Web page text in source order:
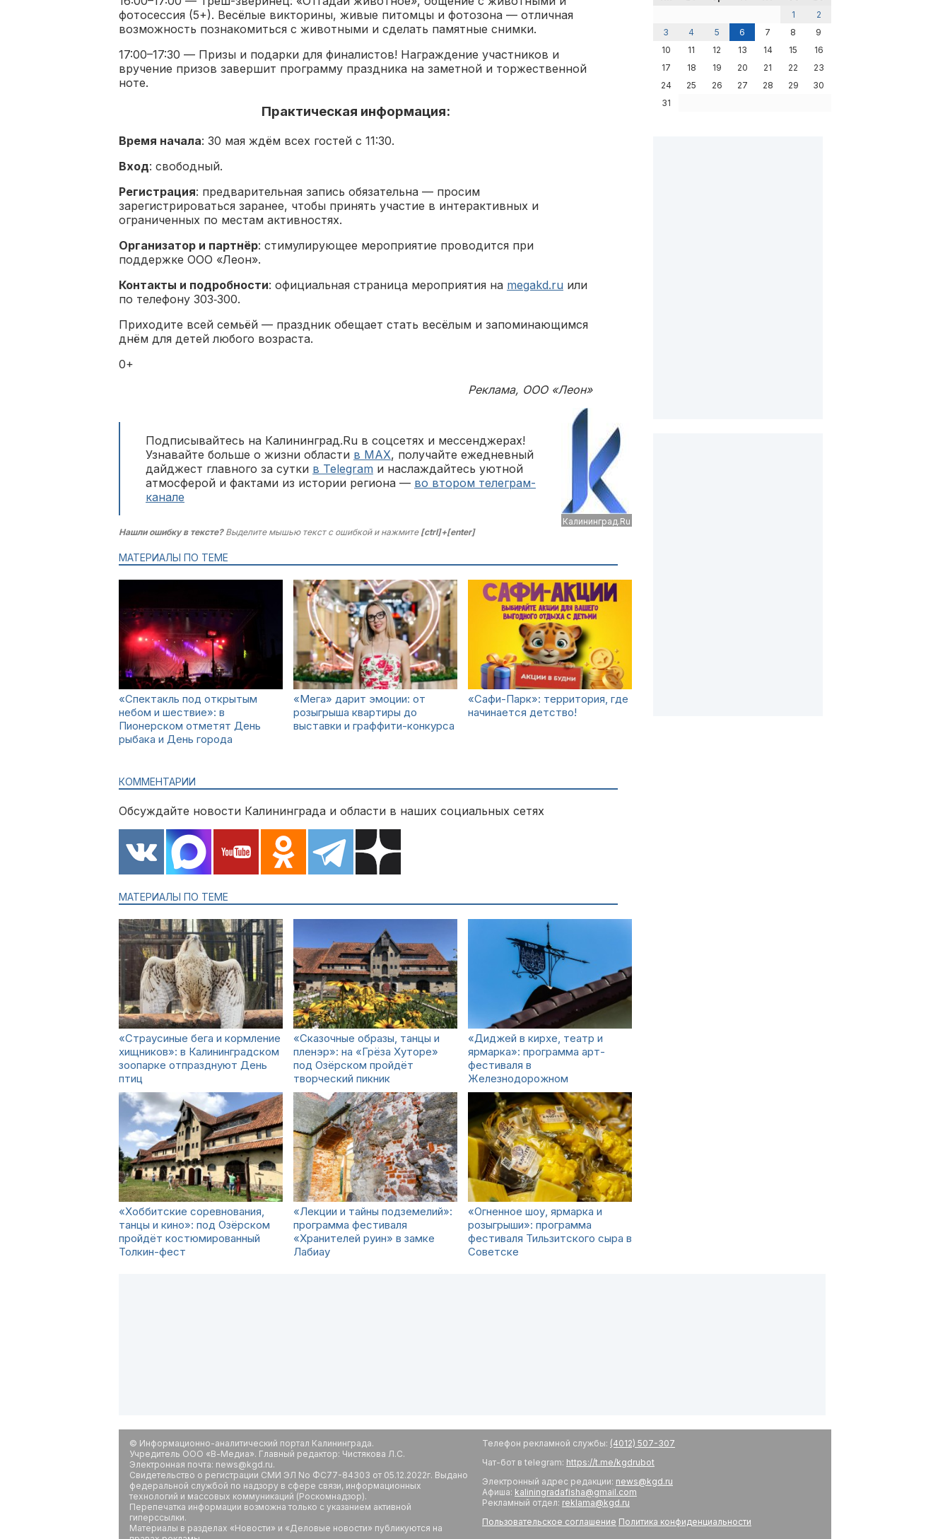
фотосессия (5+). Весёлые викторины, живые питомцы и фотозона — отличная
возможность познакомиться с животными и сделать памятные снимки.
17:00–17:30 — Призы и подарки для финалистов! Награждение участников и
вручение призов завершит программу праздника на заметной и торжественной
ноте.
Практическая информация:
Время начала: 30 мая ждём всех гостей с 11:30.
Вход: свободный.
Регистрация: предварительная запись обязательна — просим
зарегистрироваться заранее, чтобы принять участие в интерактивных и
ограниченных по местам активностях.
Организатор и партнёр: стимулирующее мероприятие проводится при
поддержке ООО «Леон».
Контакты и подробности: официальная страница мероприятия на megakd.ru или
по телефону 303‑300.
Приходите всей семьёй — праздник обещает стать весёлым и запоминающимся
днём для детей любого возраста.
0+
Реклама, ООО «Леон»
Калининград.Ru
Подписывайтесь на Калининград.Ru в соцсетях и мессенджерах!
Узнавайте больше о жизни области в MAX, получайте ежедневный
дайджест главного за сутки в Telegram и наслаждайтесь уютной
атмосферой и фактами из истории региона — во втором телеграм-
канале
Нашли ошибку в тексте?Выделите мышью текст с ошибкой и нажмите [ctrl]+[enter]
МАТЕРИАЛЫ ПО ТЕМЕ
«Спектакль под открытым
небом и шествие»: в
Пионерском отметят День
рыбака и День города
«Мега» дарит эмоции: от
розыгрыша квартиры до
выставки и граффити-конкурса
«Сафи-Парк»: территория, где
начинается детство!
КОММЕНТАРИИ
Обсуждайте новости Калининграда и области в наших социальных сетях
МАТЕРИАЛЫ ПО ТЕМЕ
«Страусиные бега и кормление
хищников»: в Калининградском
зоопарке отпразднуют День
птиц
«Сказочные образы, танцы и
пленэр»: на «Грёза Хуторе»
под Озёрском пройдёт
творческий пикник
«Диджей в кирхе, театр и
ярмарка»: программа арт-
фестиваля в
Железнодорожном
«Хоббитские соревнования,
танцы и кино»: под Озёрском
пройдёт костюмированный
Толкин-фест
«Лекции и тайны подземелий»:
программа фестиваля
«Хранителей руин» в замке
Лабиау
«Огненное шоу, ярмарка и
розыгрыши»: программа
фестиваля Тильзитского сыра в
Советске
1
2
3
4 5 6 7 8
9
10
11 12 13 14 15
16
17
18 19 20 21 22
23
24
25 26 27 28 29
30
31
© Информационно-аналитический портал Калининграда.
Учредитель ООО «В-Медиа». Главный редактор: Чистякова Л.С.
Электронная почта: news@kgd.ru.
Свидетельство о регистрации СМИ ЭЛ No ФС77-84303 от 05.12.2022г. Выдано
федеральной службой по надзору в сфере связи, информационных
технологий и массовых коммуникаций (Роскомнадзор).
Перепечатка информации возможна только с указанием активной
гиперссылки.
Материалы в разделах «Новости» и «Деловые новости» публикуются на
Телефон рекламной службы: (4012) 507-307
Чат-бот в telegram: https://t.me/kgdrubot
Электронный адрес редакции: news@kgd.ru
Афиша: kaliningradafisha@gmail.com
Рекламный отдел: reklama@kgd.ru
Пользовательское соглашение Политика конфиденциальности